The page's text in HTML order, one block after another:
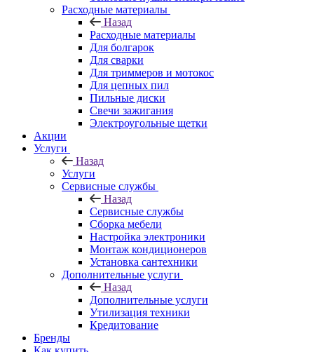
Расходные материалы
Назад
Расходные материалы
Для болгарок
Для сварки
Для триммеров и мотокос
Для цепных пил
Пильные диски
Свечи зажигания
Электроугольные щетки
Акции
Услуги
Назад
Услуги
Сервисные службы
Назад
Сервисные службы
Сборка мебели
Настройка электроники
Монтаж кондиционеров
Установка сантехники
Дополнительные услуги
Назад
Дополнительные услуги
Утилизация техники
Кредитование
Бренды